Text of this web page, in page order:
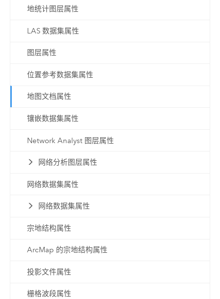
地统计图层属性
LAS 数据集属性
图层属性
位置参考数据集属性
地图文档属性
镶嵌数据集属性
Network Analyst 图层属性
网络分析图层属性
网络数据集属性
网络数据集属性
宗地结构属性
ArcMap 的宗地结构属性
投影文件属性
栅格波段属性